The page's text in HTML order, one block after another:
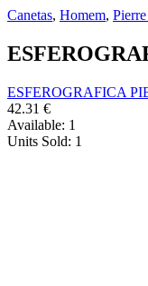
Canetas, Homem,
ESFEROGRAFICA
42.31 €
Available: 1
Units Sold: 1